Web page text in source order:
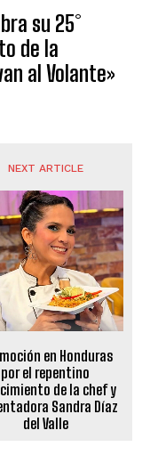
su 25°
de la
al Volante»
NEXT ARTICLE
en Honduras
por el repentino
de la chef y
Sandra Díaz
del Valle